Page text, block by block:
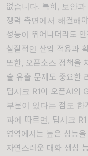
없습니다. 특히, 보안
쟁력 측면에서 해결해
성능이 뛰어나더라도
실질적인 산업 적용과
또한, 오픈소스 정책을
술 유출 문제도 중요한
딥시크 R1이 오픈AI의
부분이 있다는 점도
과에 따르면, 딥시크
영역에서는 높은 성능
자연스러운 대화 생성